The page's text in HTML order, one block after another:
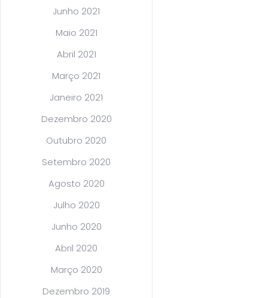
Junho 2021
Maio 2021
Abril 2021
Março 2021
Janeiro 2021
Dezembro 2020
Outubro 2020
Setembro 2020
Agosto 2020
Julho 2020
Junho 2020
Abril 2020
Março 2020
Dezembro 2019